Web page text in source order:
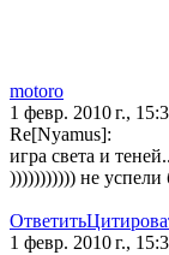
motoro
1 февр. 2010 г.,
Re[Nyamus]:
игра света и
))))))))))) не успели
Ответить
1 февр. 2010 г.,